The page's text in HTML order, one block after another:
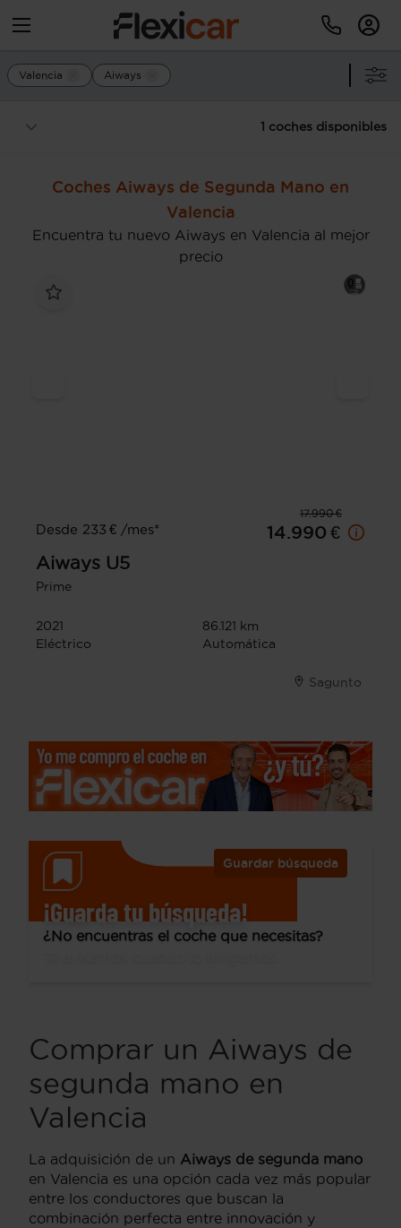
Valencia Aiways
1 coches disponibles
Coches Aiways de Segunda Mano en
Valencia
Encuentra tu nuevo Aiways en Valencia al mejor
precio
17.990 €
Desde 233 € /mes*
14.990 €
Aiways U5
Prime
2021
86.121 km
Eléctrico
Automática
Sagunto
Guardar búsqueda
¡Guarda tu búsqueda!
¿No encuentras el coche que necesitas?
Comprar un Aiways de
segunda mano en
Valencia
La adquisición de un Aiways de segunda mano
en Valencia es una opción cada vez más popular
entre los conductores que buscan la
combinación perfecta entre innovación y